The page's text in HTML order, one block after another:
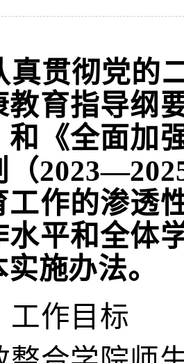
真贯彻党的
教育指导纲
和《全面加
（
工作的渗透
水平和全体
施办法。
工作目标